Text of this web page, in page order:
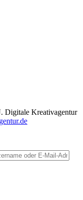
Digitale Kreativagentur